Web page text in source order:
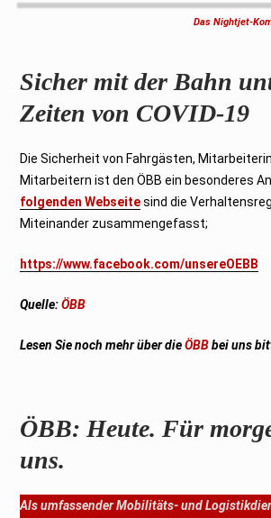
Das Nightjet-
Sicher mit der Bahn
Zeiten von COVID-19
Die Sicherheit von Fahrgästen,
Mitarbeitern ist den ÖBB ein besonderes
folgenden Webseite sind die
Miteinander zusammengefasst;
https://www.facebook.com/unsereOEBB
Quelle:ÖBB
Lesen Sie noch mehr über dieÖBBbei uns
ÖBB: Heute. Für
uns.
Als umfassender Mobilitäts- und